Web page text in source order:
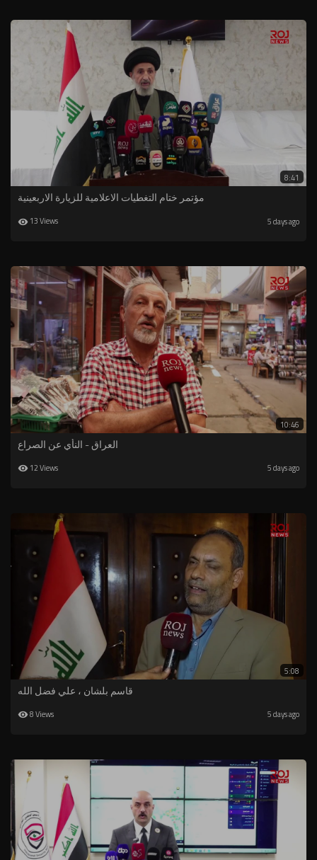
8:41
مؤتمر ختام التغطيات الاعلامية للزيارة الاربعينية
13 Views 5 days ago
10:46
العراق - النأي عن الصراع
12 Views 5 days ago
5:08
قاسم بلشان ، علي فضل الله
8 Views 5 days ago